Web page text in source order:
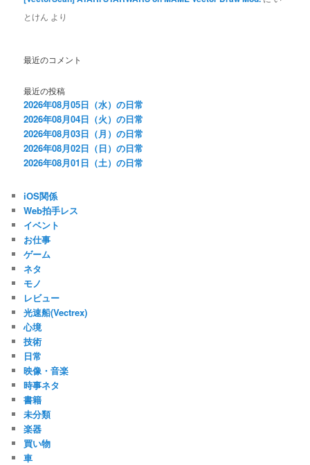
とけん より
最近のコメント
最近の投稿
2026年08月05日（水）の日常
2026年08月04日（火）の日常
2026年08月03日（月）の日常
2026年08月02日（日）の日常
2026年08月01日（土）の日常
iOS関係
Web拍手レス
イベント
お仕事
ゲーム
ネタ
モノ
レビュー
光速船(Vectrex)
心境
技術
日常
映像・音楽
時事ネタ
書籍
未分類
楽器
買い物
車